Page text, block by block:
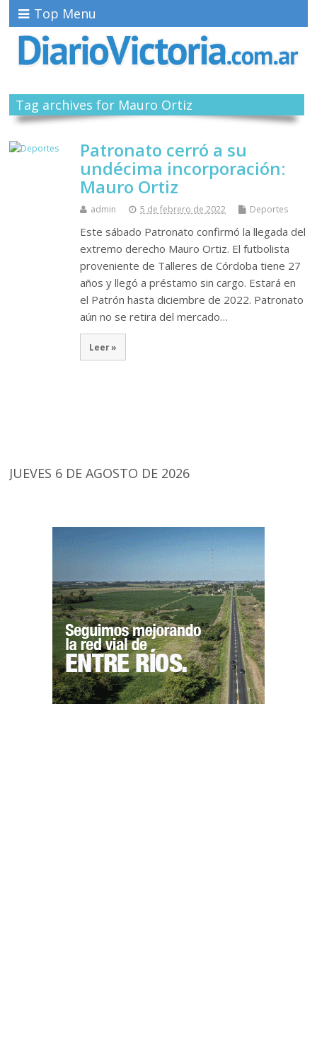
Top Menu
Tag archives for Mauro Ortiz
Patronato cerró a su
undécima incorporación:
Mauro Ortiz
admin 5 de febrero de 2022 Deportes
Este sábado Patronato confirmó la llegada del
extremo derecho Mauro Ortiz. El futbolista
proveniente de Talleres de Córdoba tiene 27
años y llegó a préstamo sin cargo. Estará en
el Patrón hasta diciembre de 2022. Patronato
aún no se retira del mercado…
Leer »
JUEVES 6 DE AGOSTO DE 2026